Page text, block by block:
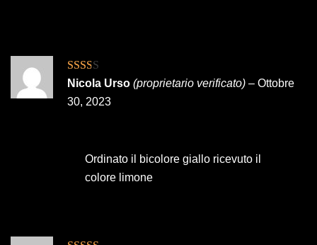
Valutato
2su
Nicola Urso (proprietario verificato) – Ottobre
30, 2023
Ordinato il bicolore giallo ricevuto il
colore limone